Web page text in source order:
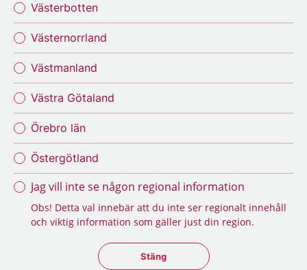
Västerbotten
Västernorrland
Västmanland
Västra Götaland
Örebro län
Östergötland
Jag vill inte se någon regional information
Obs! Detta val innebär att du inte ser regionalt innehåll
och viktig information som gäller just din region.
Stäng regionsväljaren
Stäng